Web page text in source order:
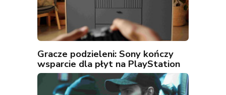
Gracze podzieleni: Sony kończy
wsparcie dla płyt na PlayStation